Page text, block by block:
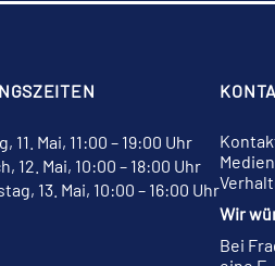
11. Mai, 11:00 – 19:00 Uhr
12. Mai, 10:00 – 18:00 Uhr
13. Mai, 10:00 – 16:00 Uhr
Wir
Bei